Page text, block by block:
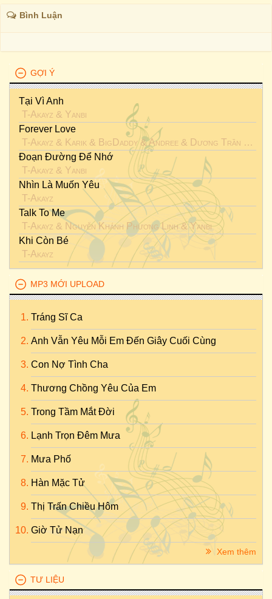
Bình Luận
GỢI Ý
Tại Vì Anh
T-Akayz & Yanbi
Forever Love
T-Akayz & Karik & BigDaddy&Andree & Dương Trần Nghĩa
Đoạn Đường Để Nhớ
T-Akayz & Yanbi
Nhìn Là Muốn Yêu
T-Akayz
Talk To Me
T-Akayz & Nguyễn Khánh Phương Linh&Yanbi
Khi Còn Bé
T-Akayz
MP3 MỚI UPLOAD
Tráng Sĩ Ca
Anh Vẫn Yêu Mỗi Em Đến Giây Cuối Cùng
Con Nợ Tình Cha
Thương Chồng Yêu Của Em
Trong Tầm Mắt Đời
Lạnh Trọn Đêm Mưa
Mưa Phố
Hàn Mặc Tử
Thị Trấn Chiều Hôm
Giờ Tử Nạn
Xem thêm
TƯ LIỆU